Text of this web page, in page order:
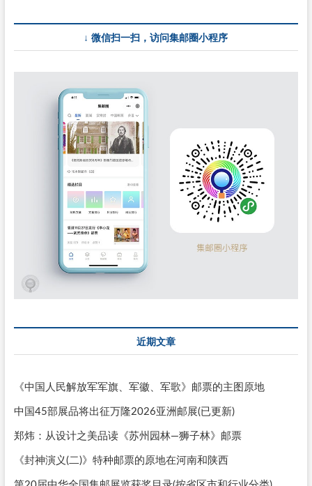
↓ 微信扫一扫，访问集邮圈小程序
近期文章
《中国人民解放军军旗、军徽、军歌》邮票的主图原地
中国45部展品将出征万隆2026亚洲邮展(已更新)
郑炜：从设计之美品读《苏州园林—狮子林》邮票
《封神演义(二)》特种邮票的原地在河南和陕西